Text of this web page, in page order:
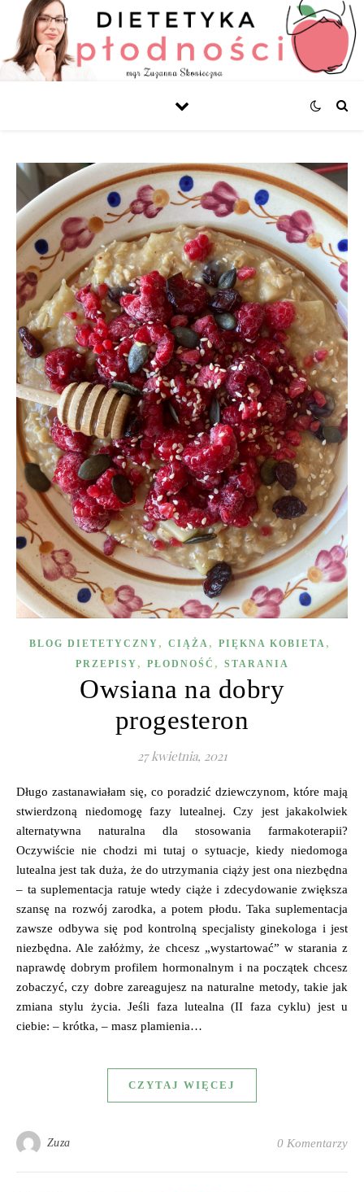
BLOG DIETETYCZNY , CIĄŻA , PIĘKNA KOBIETA ,
PRZEPISY , PŁODNOŚĆ , STARANIA
Owsiana na dobry
progesteron
27 kwietnia, 2021
Długo zastanawiałam się, co poradzić dziewczynom, które mają
stwierdzoną niedomogę fazy lutealnej. Czy jest jakakolwiek
alternatywna naturalna dla stosowania farmakoterapii?
Oczywiście nie chodzi mi tutaj o sytuacje, kiedy niedomoga
lutealna jest tak duża, że do utrzymania ciąży jest ona niezbędna
– ta suplementacja ratuje wtedy ciąże i zdecydowanie zwiększa
szansę na rozwój zarodka, a potem płodu. Taka suplementacja
zawsze odbywa się pod kontrolną specjalisty ginekologa i jest
niezbędna. Ale załóżmy, że chcesz „wystartować” w starania z
naprawdę dobrym profilem hormonalnym i na początek chcesz
zobaczyć, czy dobre zareagujesz na naturalne metody, takie jak
zmiana stylu życia. Jeśli faza lutealna (II faza cyklu) jest u
ciebie: – krótka, – masz plamienia…
CZYTAJ WIĘCEJ
Zuza 0 Komentarzy